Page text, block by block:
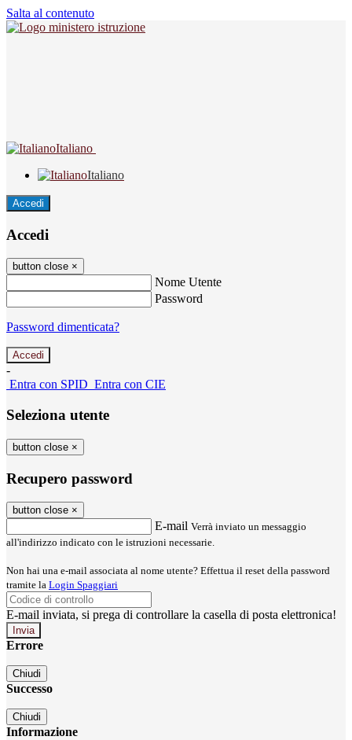
Salta al contenuto
Italiano
Italiano
Accedi
Accedi
button close ×
Nome Utente
Password
Password dimenticata?
-
Entra con SPID Entra con CIE
Seleziona utente
button close ×
Recupero password
button close ×
E-mail Verrà inviato un messaggio
all'indirizzo indicato con le istruzioni necessarie.
Non hai una e-mail associata al nome utente? Effettua il reset della password
tramite la Login Spaggiari
E-mail inviata, si prega di controllare la casella di posta elettronica!
Errore
Chiudi
Successo
Chiudi
Informazione